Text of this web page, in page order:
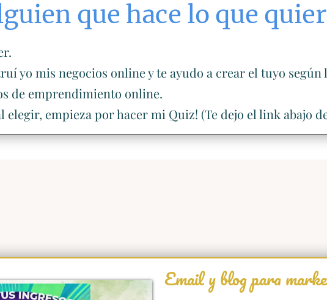
que hace lo que
yo mis negocios online y te ayudo a crear el tuyo según
de emprendimiento online.
elegir, empieza por hacer mi Quiz! (Te dejo el link abajo
Email y blog para